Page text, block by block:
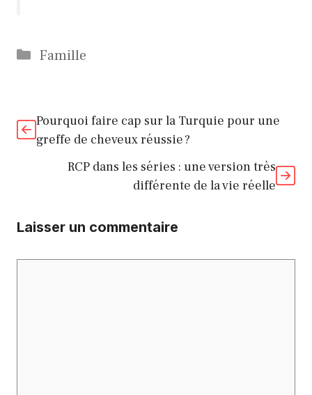
Catégories
Famille
Pourquoi faire cap sur la Turquie pour une
greffe de cheveux réussie ?
RCP dans les séries : une version très
différente de la vie réelle
Laisser un commentaire